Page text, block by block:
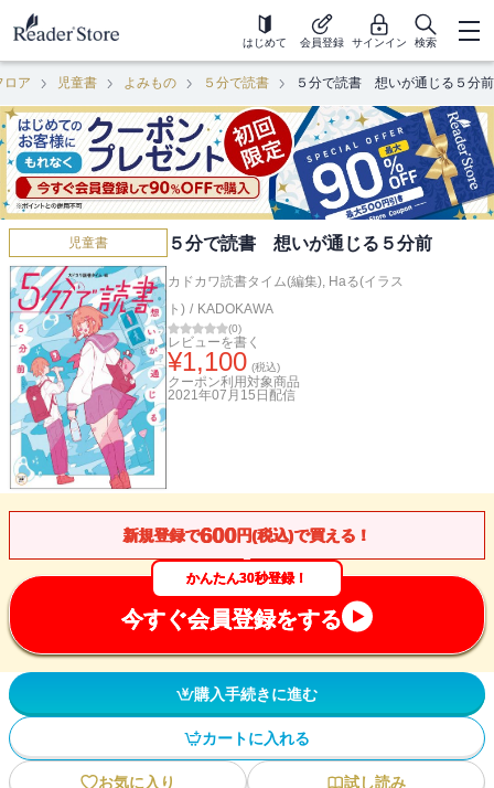
はじめて 会員登録 サインイン 検索
ロア 児童書 よみもの ５分で読書 ５分で読書 想いが通じる５分前
児童書 ５分で読書 想いが通じる５分前
カドカワ読書タイム(編集), Haる(イラス
ト) / KADOKAWA
(0)
レビューを書く
¥1,100 (税込)
クーポン利用対象商品
2021年07月15日 配信
新規登録で600円(税込)で買える！
かんたん30秒登録！
今すぐ会員登録をする
購入手続きに進む
カートに入れる
お気に入り
試し読み